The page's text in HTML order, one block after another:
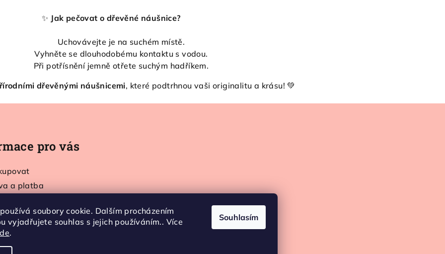
soubory cookie. Dalším procházením
vyjadřujete souhlas s jejich používáním.. Více
.
Souhlasím
p
s
u
✨ Jak pečovat o dřevěné náušnice?
Uchovávejte je na suchém místě.
Vyhněte se dlouhodobému kontaktu s vodou.
Při potřísnění jemně otřete suchým hadříkem.
dřevěnými náušnicemi, které podtrhnou vaši originalitu a krásu! 💚
pro vás
a platba
podmínky
osobních údajů